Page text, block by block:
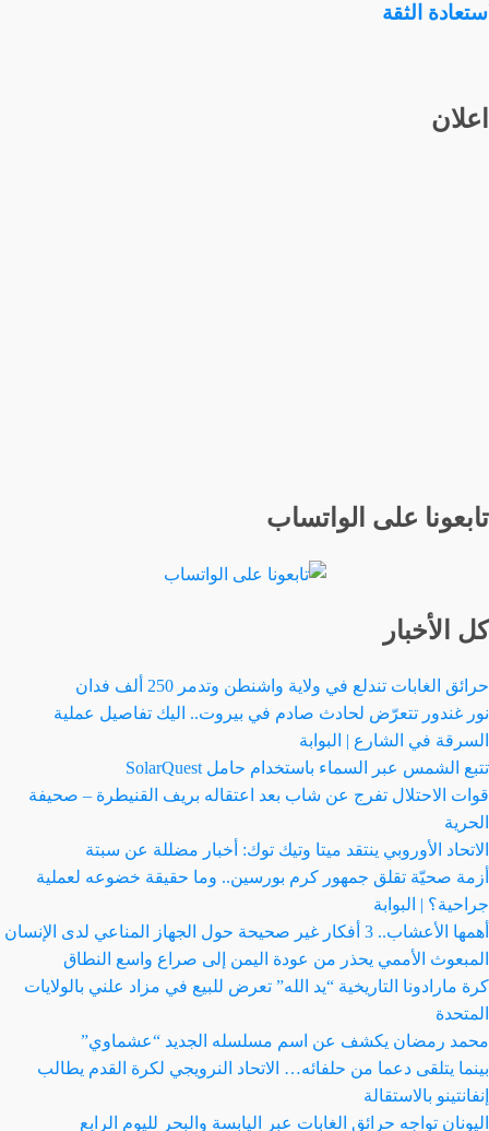
الثقة
اعلان
تابعونا على الواتساب
كل الأخبار
حرائق الغابات تندلع في ولاية واشنطن وتدمر 250 ألف فدان
نور غندور تتعرّض لحادث صادم في بيروت.. اليك تفاصيل عملية
السرقة في الشارع | البوابة
تتبع الشمس عبر السماء باستخدام حامل SolarQuest
قوات الاحتلال تفرج عن شاب بعد اعتقاله بريف القنيطرة – صحيفة
الحرية
الاتحاد الأوروبي ينتقد ميتا وتيك توك: أخبار مضللة عن سبتة
أزمة صحيّة تقلق جمهور كرم بورسين.. وما حقيقة خضوعه لعملية
جراحية؟ | البوابة
أهمها الأعشاب.. 3 أفكار غير صحيحة حول الجهاز المناعي لدى الإنسان
المبعوث الأممي يحذر من عودة اليمن إلى صراع واسع النطاق
كرة مارادونا التاريخية “يد الله” تعرض للبيع في مزاد علني بالولايات
المتحدة
محمد رمضان يكشف عن اسم مسلسله الجديد “عشماوي”
بينما يتلقى دعما من حلفائه… الاتحاد النرويجي لكرة القدم يطالب
إنفانتينو بالاستقالة
اليونان تواجه حرائق الغابات عبر اليابسة والبحر لليوم الرابع